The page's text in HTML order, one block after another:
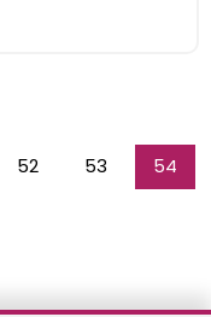
52 53 54